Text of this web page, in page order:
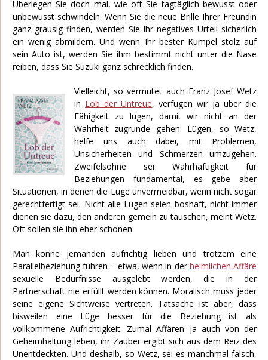
Überlegen Sie doch mal, wie oft Sie tagtäglich bewusst oder
unbewusst schwindeln. Wenn Sie die neue Brille Ihrer Freundin
ganz grausig finden, werden Sie Ihr negatives Urteil sicherlich
ein wenig abmildern. Und wenn Ihr bester Kumpel stolz auf
sein Auto ist, werden Sie ihm bestimmt nicht unter die Nase
reiben, dass Sie Suzuki ganz schrecklich finden.
Vielleicht, so vermutet auch Franz Josef Wetz
in Lob der Untreue, verfügen wir ja über die
Fähigkeit zu lügen, damit wir nicht an der
Wahrheit zugrunde gehen. Lügen, so Wetz,
helfe uns auch dabei, mit Problemen,
Unsicherheiten und Schmerzen umzugehen.
Zweifelsohne sei Wahrhaftigkeit für
Beziehungen fundamental, es gebe aber
Situationen, in denen die Lüge unvermeidbar, wenn nicht sogar
gerechtfertigt sei. Nicht alle Lügen seien boshaft, nicht immer
dienen sie dazu, den anderen gemein zu täuschen, meint Wetz.
Oft sollen sie ihn eher schonen.
Man könne jemanden aufrichtig lieben und trotzem eine
Parallelbeziehung führen – etwa, wenn in derheimlichen Affäre
sexuelle Bedürfnisse ausgelebt werden, die in der
Partnerschaft nie erfüllt werden können. Moralisch muss jeder
seine eigene Sichtweise vertreten. Tatsache ist aber, dass
bisweilen eine Lüge besser für die Beziehung ist als
vollkommene Aufrichtigkeit. Zumal Affären ja auch von der
Geheimhaltung leben, ihr Zauber ergibt sich aus dem Reiz des
Unentdeckten. Und deshalb, so Wetz, sei es manchmal falsch,